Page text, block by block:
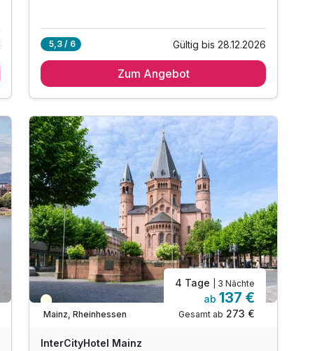
5,3 / 6 Gültig bis 28.12.2026
Zum Angebot
Teilweise ausgelastet
Mainz, Rheinhessen
4 Tage | 3 Nächte
ab 137 €
Gesamt ab 273 €
InterCityHotel Mainz